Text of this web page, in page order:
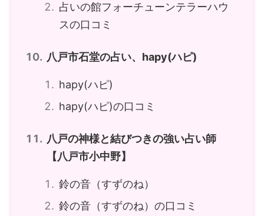
占いの館フォーチューンテラーハウ
スの口コミ
八戸市石堂の占い、hapy(ハピ)
hapy(ハピ)
hapy(ハピ)の口コミ
八戸の神様と結びつきの強い占い師
【八戸市小中野】
鈴の音（すずのね）
鈴の音（すずのね）の口コミ